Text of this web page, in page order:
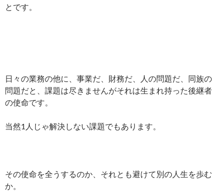
とです。
日々の業務の他に、事業だ、財務だ、人の問題だ、同族の
問題だと、課題は尽きませんがそれは生まれ持った後継者
の使命です。
当然1人じゃ解決しない課題でもあります。
その使命を全うするのか、それとも避けて別の人生を歩む
か。